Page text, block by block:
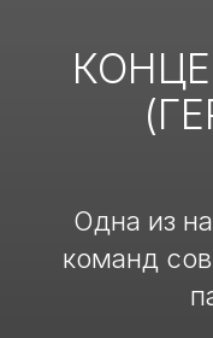
Одна из
команд